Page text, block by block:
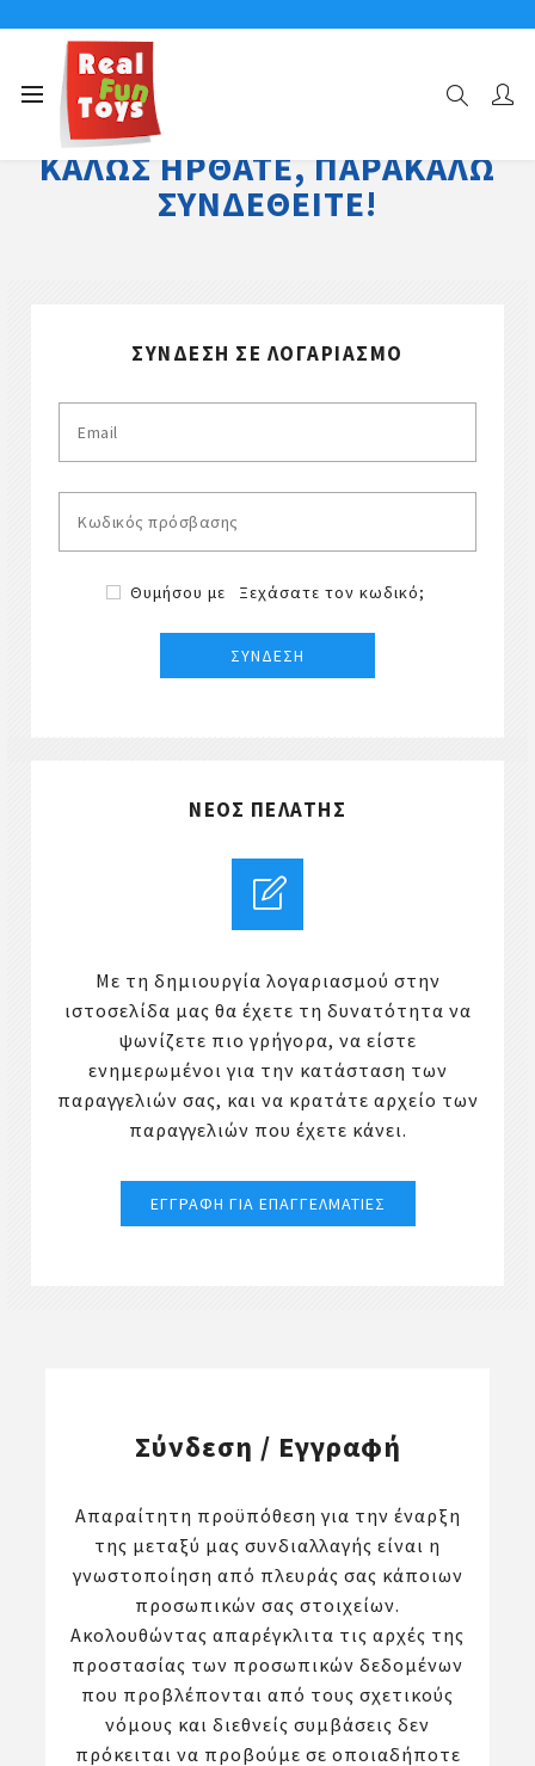
ΚΑΛΏΣ ΉΡΘΑΤΕ, ΠΑΡΑΚΑΛΏ
ΣΥΝΔΕΘΕΊΤΕ!
ΣΎΝΔΕΣΗ ΣΕ ΛΟΓΑΡΙΑΣΜΌ
Θυμήσου με Ξεχάσατε τον κωδικό;
ΝΈΟΣ ΠΕΛΆΤΗΣ
Με τη δημιουργία λογαριασμού στην
ιστοσελίδα μας θα έχετε τη δυνατότητα να
ψωνίζετε πιο γρήγορα, να είστε
ενημερωμένοι για την κατάσταση των
παραγγελιών σας, και να κρατάτε αρχείο των
παραγγελιών που έχετε κάνει.
Σύνδεση / Εγγραφή
Απαραίτητη προϋπόθεση για την έναρξη
της μεταξύ μας συνδιαλλαγής είναι η
γνωστοποίηση από πλευράς σας κάποιων
προσωπικών σας στοιχείων.
Ακολουθώντας απαρέγκλιτα τις αρχές της
προστασίας των προσωπικών δεδομένων
που προβλέπονται από τους σχετικούς
νόμους και διεθνείς συμβάσεις δεν
πρόκειται να προβούμε σε οποιαδήποτε